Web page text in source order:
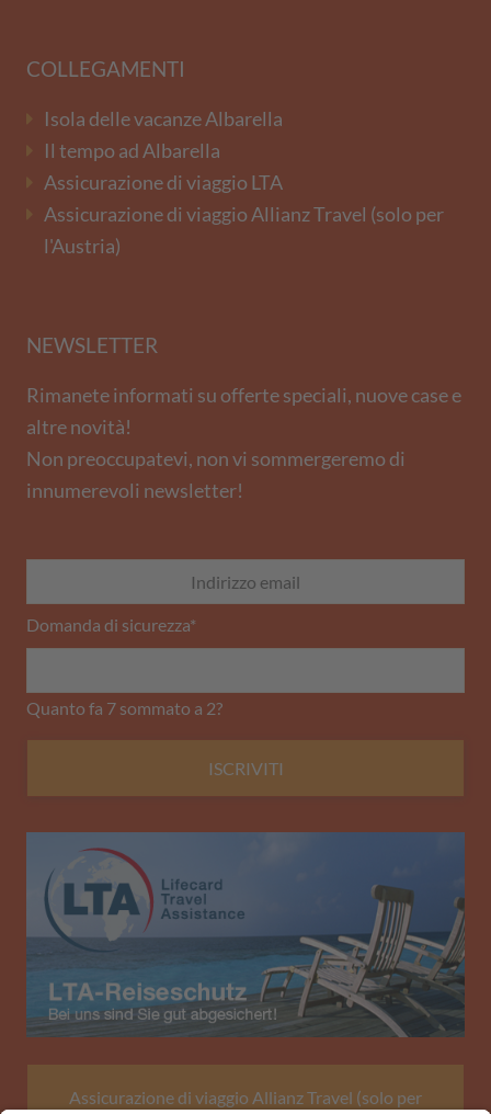
COLLEGAMENTI
Isola delle vacanze Albarella
Il tempo ad Albarella
Assicurazione di viaggio LTA
Assicurazione di viaggio Allianz Travel (solo per
l'Austria)
NEWSLETTER
Rimanete informati su offerte speciali, nuove case e
altre novità!
Non preoccupatevi, non vi sommergeremo di
innumerevoli newsletter!
Domanda di sicurezza*
Quanto fa 7 sommato a 2?
ISCRIVITI
Assicurazione di viaggio Allianz Travel (solo per